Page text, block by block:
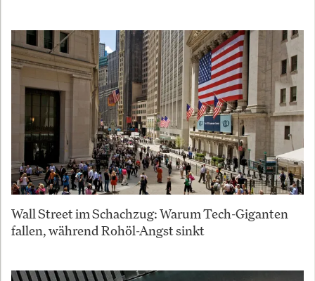
Wall Street im Schachzug: Warum Tech-Giganten
fallen, während Rohöl-Angst sinkt